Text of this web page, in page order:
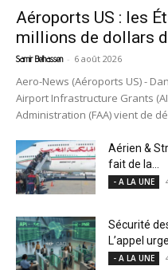
Aéroports US : les
millions de dollars
Samir Belhassen - 6 août 2026
Aero-News (Aéroports US) -
Airport Infrastructure Grants
Administration (FAA) vient de
Aérien &
fait de la...
- A LA UNE
Sécurité
L’appel
- A LA UNE